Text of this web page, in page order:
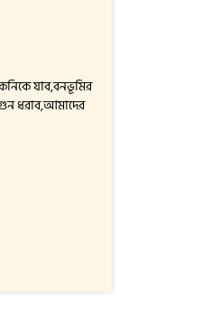
যাব,বনভূমির
ধরাব,আমাদের